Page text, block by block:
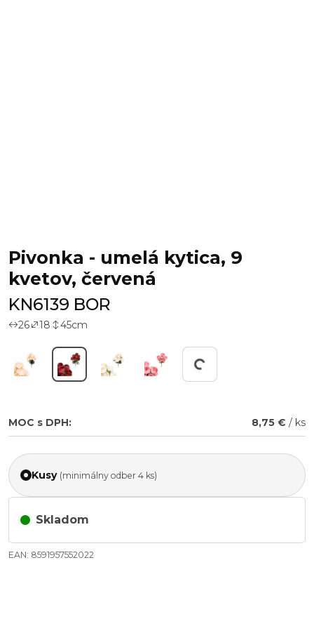
Pivonka - umelá kytica, 9
kvetov, červená
KN6139 BOR
26 18 45cm
Working...
MOC s DPH: 8,75 € / ks
Kusy (minimálny odber 4 ks)
Skladom
EAN: 8591957552022